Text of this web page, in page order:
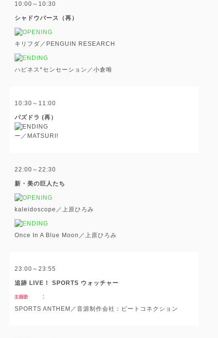
10:00～10:30
シャドウバース（再）
キリフダ／PENGUIN RESEARCH
ハピネス*センセーション／小倉唯
10:30～11:00
パズドラ (再）
ー／MATSURI!
22:00～22:30
新・美の巨人たち
kaleidoscope／上原ひろみ
Once In A Blue Moon／上原ひろみ
23:00～23:55
追跡 LIVE！ SPORTS ウォッチャー
SPORTS ANTHEM／音源制作会社：ビートコネクション